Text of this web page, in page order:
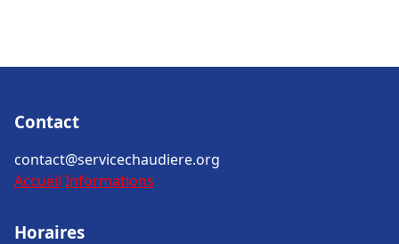
Contact
contact@servicechaudiere.org
Accueil Informations
Horaires